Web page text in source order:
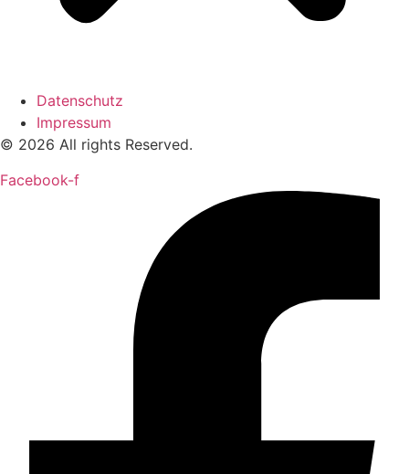
Datenschutz
Impressum
© 2026 All rights Reserved.
Facebook-f